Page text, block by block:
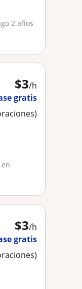
2 años
$3/h
gratis
$3/h
gratis